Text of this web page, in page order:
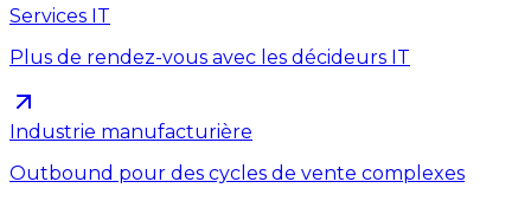
Services IT
Plus de rendez-vous avec les décideurs IT
Industrie manufacturière
Outbound pour des cycles de vente complexes